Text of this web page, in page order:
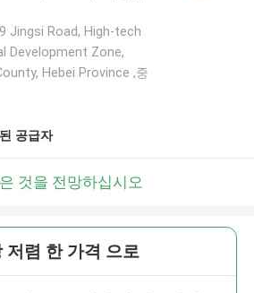
Jingsi Road, High-tech
Development Zone,
Hebei Province ,중
공급자
것을 전망하십시오
저렴 한 가격 으로